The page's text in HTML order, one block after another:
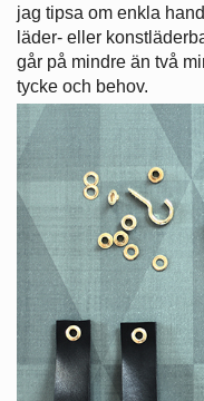
jag tipsa om enkla
läder- eller
går på mindre än två
tycke och behov.